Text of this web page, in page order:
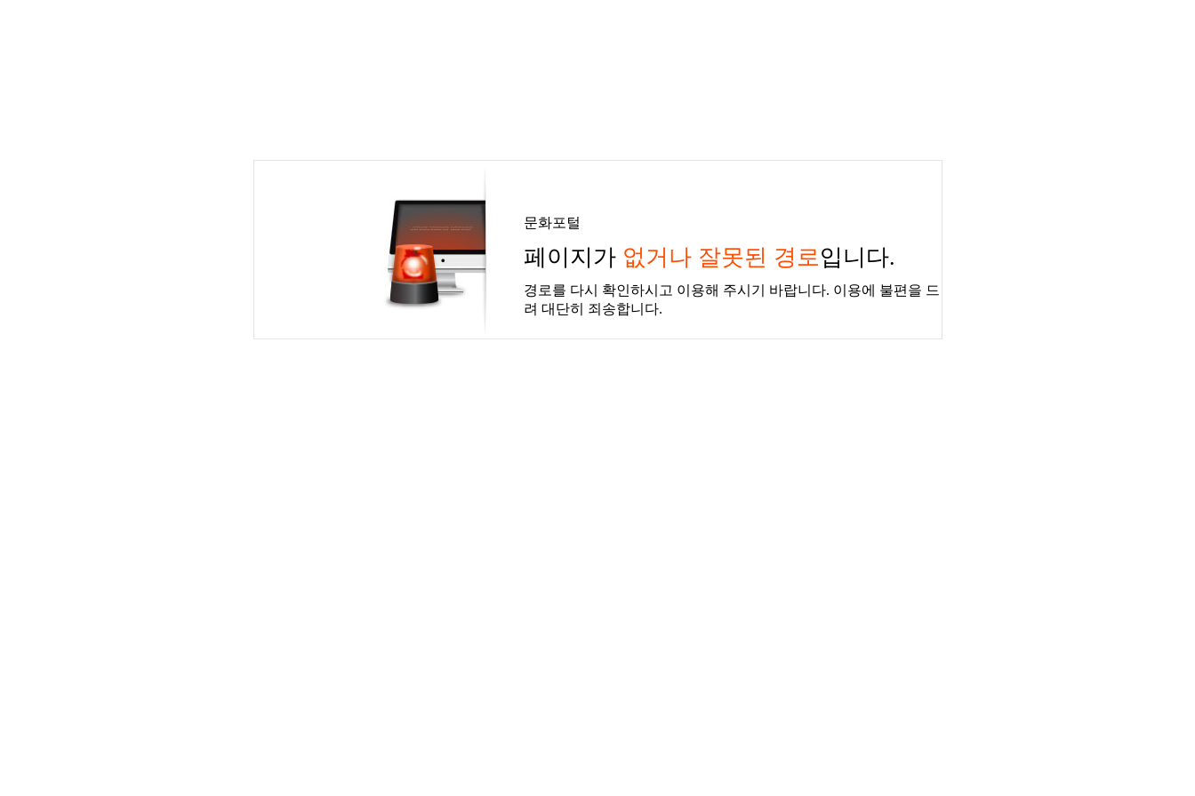
문화포털
페이지가 없거나 잘못된 경로입니다.
경로를 다시 확인하시고 이용해 주시기 바랍니다. 이용에 불편을 드
려 대단히 죄송합니다.